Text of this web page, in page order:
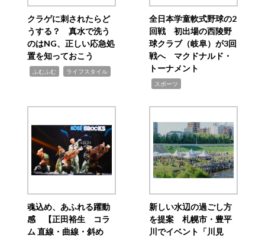
クラゲに刺されたらど
うする？ 真水で洗う
のはNG、正しい応急処
置を知っておこう
ふむふむ ライフスタイル
全日本学童軟式野球の2
回戦 初出場の西陵野
球クラブ（岐阜）が3回
戦へ マクドナルド・
トーナメント
スポーツ
魂込め、あふれる躍動
感 【正田裕生 コラ
ム 直線・曲線・斜め
新しい水辺の過ごし方
を提案 札幌市・豊平
川でイベント「川見